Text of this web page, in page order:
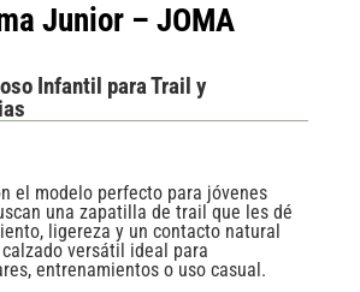
Junior – JOMA
Infantil para Trail y
el modelo perfecto para jóvenes
una zapatilla de trail que les dé
ligereza y un contacto natural
versátil ideal para
entrenamientos o uso casual.